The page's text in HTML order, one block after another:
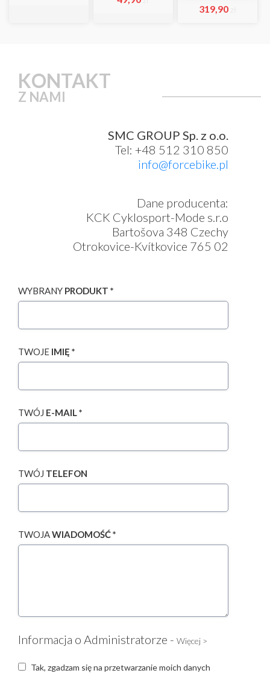
319,90
KONTAKT
Z NAMI
SMC GROUP Sp. z o.o.
Tel: +48 512 310 850
info@forcebike.pl
Dane producenta:
KCK Cyklosport-Mode s.r.o
Bartošova 348 Czechy
Otrokovice-Kvítkovice 765 02
WYBRANY PRODUKT *
TWOJE IMIĘ *
TWÓJ E-MAIL *
TWÓJ TELEFON
TWOJAWIADOMOŚĆ *
Informacja o Administratorze - Więcej >
Tak, zgadzam się na przetwarzanie moich danych